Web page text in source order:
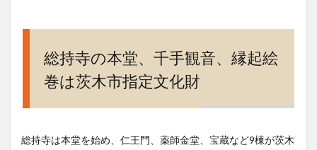
総持寺の本堂、千手観音、縁起絵
巻は茨木市指定文化財
総持寺は本堂を始め、仁王門、薬師金堂、宝蔵など9棟が茨木